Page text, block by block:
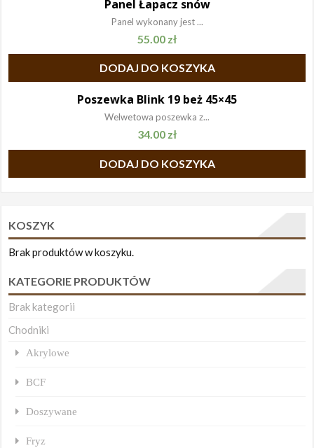
Panel Łapacz snów
Panel wykonany jest ...
55.00 zł
DODAJ DO KOSZYKA
Poszewka Blink 19 beż 45×45
Welwetowa poszewka z...
34.00 zł
DODAJ DO KOSZYKA
KOSZYK
Brak produktów w koszyku.
KATEGORIE PRODUKTÓW
Brak kategorii
Chodniki
Akrylowe
BCF
Doszywane
Fryz